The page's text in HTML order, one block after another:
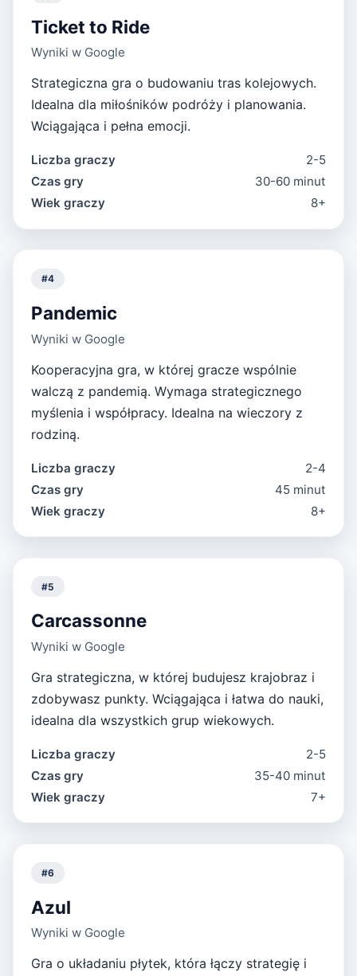
Ticket to Ride
Wyniki w Google
Strategiczna gra o budowaniu tras kolejowych.
Idealna dla miłośników podróży i planowania.
Wciągająca i pełna emocji.
Liczba graczy
2-5
Czas gry
30-60 minut
Wiek graczy
8+
#4
Pandemic
Wyniki w Google
Kooperacyjna gra, w której gracze wspólnie
walczą z pandemią. Wymaga strategicznego
myślenia i współpracy. Idealna na wieczory z
rodziną.
Liczba graczy
2-4
Czas gry
45 minut
Wiek graczy
8+
#5
Carcassonne
Wyniki w Google
Gra strategiczna, w której budujesz krajobraz i
zdobywasz punkty. Wciągająca i łatwa do nauki,
idealna dla wszystkich grup wiekowych.
Liczba graczy
2-5
Czas gry
35-40 minut
Wiek graczy
7+
#6
Azul
Wyniki w Google
Gra o układaniu płytek, która łączy strategię i